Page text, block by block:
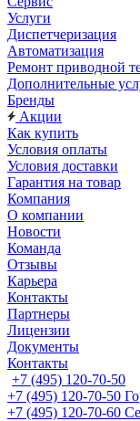
Услуги
Диспетчеризация
Автоматизация
Ремонт приводной
Дополнительные
Бренды
Акции
Как купить
Условия оплаты
Условия доставки
Гарантия на товар
Компания
О компании
Новости
Команда
Отзывы
Карьера
Контакты
Партнеры
Лицензии
Документы
Контакты
+7 (495) 120-70-50
+7 (495) 120-70-50
+7 (495) 120-70-60